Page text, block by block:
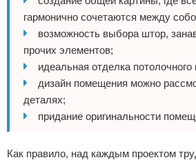
гармонично сочетаются между
возможность выбора штор,
прочих элементов;
идеальная отделка потолочного
дизайн помещения можно
деталях;
придание оригинальности
Как правило, над каждым проектом